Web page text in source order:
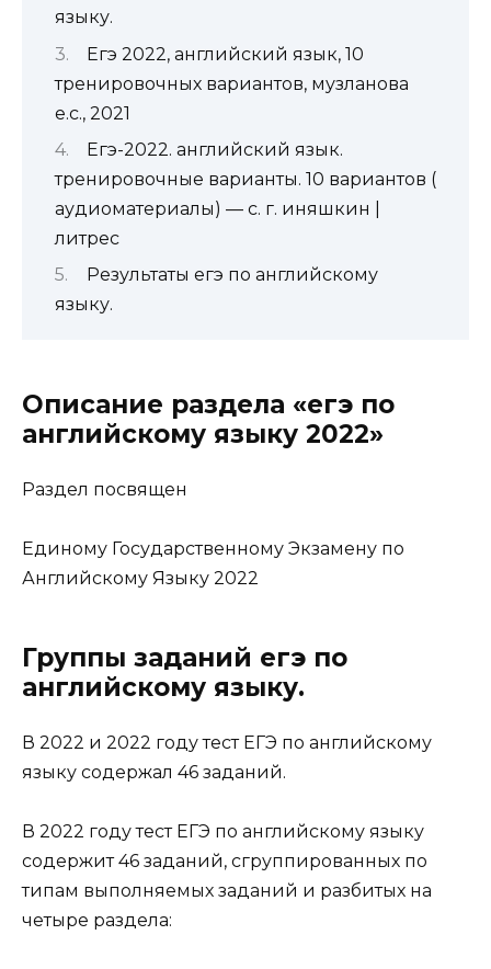
языку.
Егэ 2022, английский язык, 10
тренировочных вариантов, музланова
е.с., 2021
Егэ-2022. английский язык.
тренировочные варианты. 10 вариантов (
аудиоматериалы) — с. г. иняшкин |
литрес
Результаты егэ по английскому
языку.
Описание раздела «егэ по
английскому языку 2022»
Раздел посвящен
Единому Государственному Экзамену по
Английскому Языку 2022
Группы заданий егэ по
английскому языку.
В 2022 и 2022 году тест ЕГЭ по английскому
языку содержал 46 заданий.
В 2022 году тест ЕГЭ по английскому языку
содержит 46 заданий, сгруппированных по
типам выполняемых заданий и разбитых на
четыре раздела: